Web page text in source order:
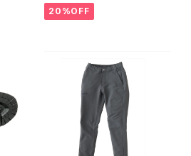
20%OFF